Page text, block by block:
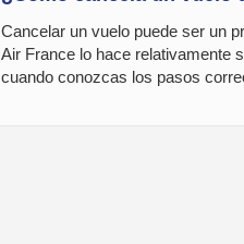
Cancelar un vuelo puede ser un
Air France lo hace relativamente
cuando conozcas los pasos